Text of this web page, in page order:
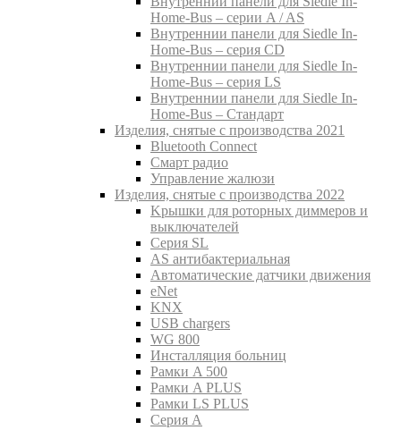
Home-Bus – серии A / AS
Внутреннии панели для Siedle In-
Home-Bus – серия CD
Внутреннии панели для Siedle In-
Home-Bus – серия LS
Внутреннии панели для Siedle In-
Home-Bus – Стандарт
Изделия, снятые с производства 2021
Bluetooth Connect
Смарт радио
Управление жалюзи
Изделия, снятые с производства 2022
Kрышки для роторных диммеров и
выключателей
Серия SL
AS антибактериальная
Aвтоматические датчики движения
eNet
KNX
USB chargers
WG 800
Инсталляция больниц
Рамки A 500
Рамки A PLUS
Рамки LS PLUS
Серия A